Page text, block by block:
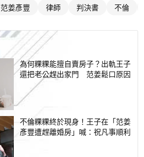
范姜彥豐 律師 判決書 不倫
為何粿粿能擅自賣房子？出軌王子
還把老公趕出家門 范姜鬆口原因
不倫粿粿終於現身！王子在「范姜
彥豐遭趕離婚房」喊：祝凡事順利